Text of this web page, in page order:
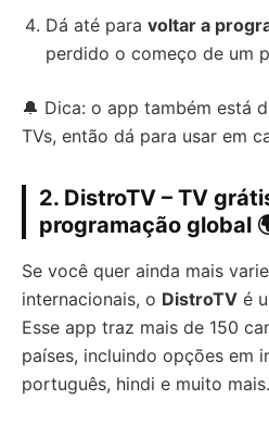
Dá até para voltar a
perdido o começo de um
🔔 Dica: o app também está
TVs, então dá para usar em
2. DistroTV – TV
programação global
Se você quer ainda mais
internacionais, o DistroTV é
Esse app traz mais de 150
países, incluindo opções em
português, hindi e muito mais.